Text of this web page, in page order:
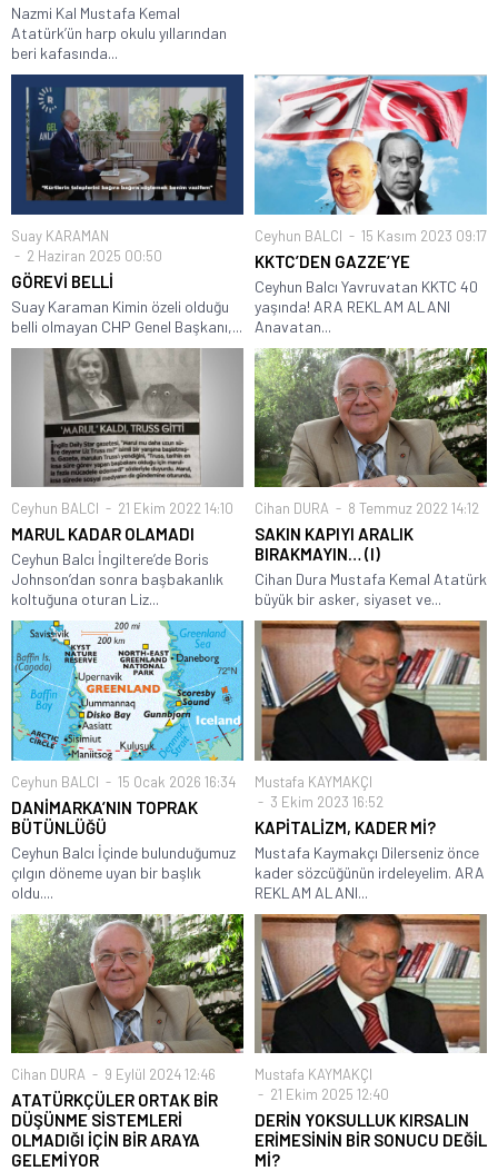
Nazmi Kal Mustafa Kemal
Atatürk’ün harp okulu yıllarından
beri kafasında...
Suay KARAMAN
2 Haziran 2025 00:50
GÖREVİ BELLİ
Suay Karaman Kimin özeli olduğu
belli olmayan CHP Genel Başkanı,...
Ceyhun BALCI 15 Kasım 2023 09:17
KKTC’DEN GAZZE’YE
Ceyhun Balcı Yavruvatan KKTC 40
yaşında! ARA REKLAM ALANI
Anavatan...
Ceyhun BALCI 21 Ekim 2022 14:10
MARUL KADAR OLAMADI
Ceyhun Balcı İngiltere’de Boris
Johnson’dan sonra başbakanlık
koltuğuna oturan Liz...
Cihan DURA 8 Temmuz 2022 14:12
SAKIN KAPIYI ARALIK
BIRAKMAYIN… (I)
Cihan Dura Mustafa Kemal Atatürk
büyük bir asker, siyaset ve...
Ceyhun BALCI 15 Ocak 2026 16:34
DANİMARKA’NIN TOPRAK
BÜTÜNLÜĞÜ
Ceyhun Balcı İçinde bulunduğumuz
çılgın döneme uyan bir başlık
oldu....
Mustafa KAYMAKÇI
3 Ekim 2023 16:52
KAPİTALİZM, KADER Mİ?
Mustafa Kaymakçı Dilerseniz önce
kader sözcüğünün irdeleyelim. ARA
REKLAM ALANI...
Cihan DURA 9 Eylül 2024 12:46
ATATÜRKÇÜLER ORTAK BİR
DÜŞÜNME SİSTEMLERİ
OLMADIĞI İÇİN BİR ARAYA
GELEMİYOR
Mustafa KAYMAKÇI
21 Ekim 2025 12:40
DERİN YOKSULLUK KIRSALIN
ERİMESİNİN BİR SONUCU DEĞİL
Mİ?